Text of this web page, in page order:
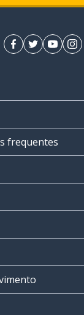
frequentes